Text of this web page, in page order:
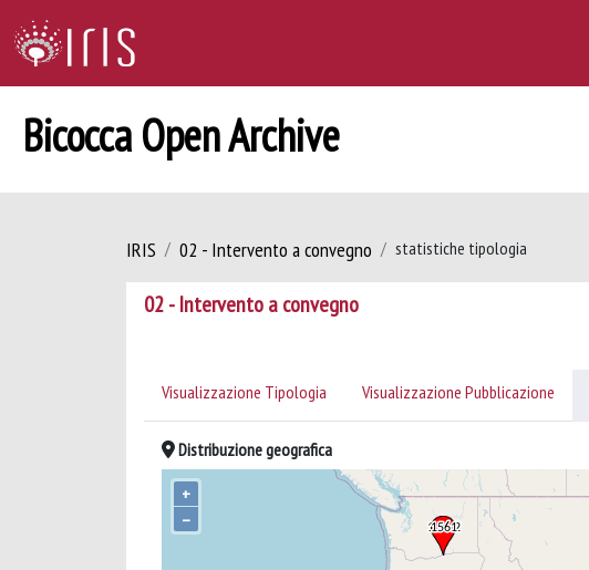
Bicocca Open Archive
IRIS 02 - Intervento a convegno statistiche tipologia
02 - Intervento a convegno
Visualizzazione Tipologia Visualizzazione Pubblicazione
Distribuzione geografica
+
–